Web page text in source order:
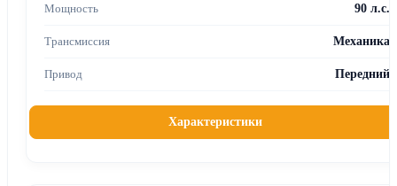
90 л.с.
Механика
Передний
Характеристики